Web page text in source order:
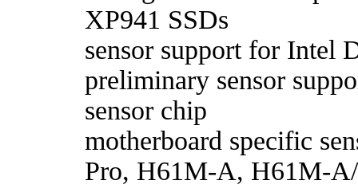
XP941 SSDs
sensor support for Intel
preliminary sensor
sensor chip
motherboard specific
Pro, H61M-A, H61M-